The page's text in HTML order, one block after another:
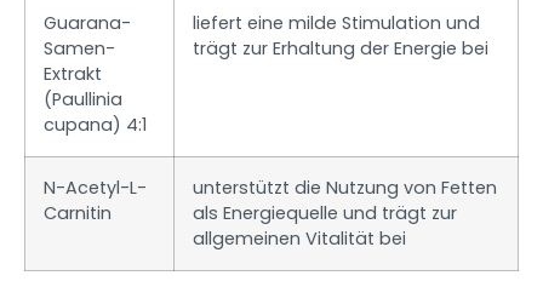
Guarana-
Samen-
Extrakt
(Paullinia
cupana) 4:1
liefert eine milde Stimulation und
trägt zur Erhaltung der Energie bei
N-Acetyl-L-
Carnitin
unterstützt die Nutzung von Fetten
als Energiequelle und trägt zur
allgemeinen Vitalität bei